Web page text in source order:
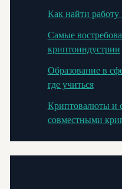
Как найти
Самые
криптоиндустрии
Образование в
где учиться
Криптовалюты и
совместными